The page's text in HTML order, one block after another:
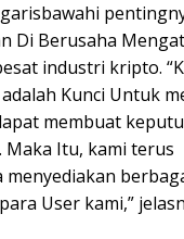
Di Berusaha
industri kripto.
Kunci Untuk
membuat
Itu, kami terus
User kami,”